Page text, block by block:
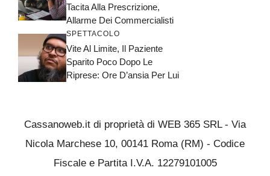
Tacita Alla Prescrizione,
Allarme Dei Commercialisti
SPETTACOLO
Vite Al Limite, Il Paziente
Sparito Poco Dopo Le
Riprese: Ore D’ansia Per Lui
Cassanoweb.it di proprietà di WEB 365 SRL - Via
Nicola Marchese 10, 00141 Roma (RM) - Codice
Fiscale e Partita I.V.A. 12279101005